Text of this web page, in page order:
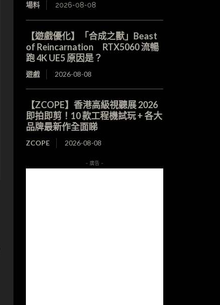
場料 2026-08-08
【遊戲優化】「合成之獸」Beast
of Reincarnation RTX5060 流暢
跑 4K UE5 原因是？
遊戲 2026-08-08
【ZCOPE】香港高級視聽展 2026
即拍即剪！10 款工程機試玩 + 各大
品牌最新作全面睇
ZCOPE 2026-08-08
- 廣告 -